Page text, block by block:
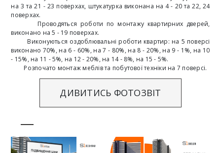
на 3 та 21 - 23 поверхах, штукатурка виконана на 4 - 20 та 22, 24
поверхах.
Проводяться роботи по монтажу квартирних дверей,
виконано на 5 - 19 поверхах.
Виконуються оздоблювальні роботи квартир: на 5 поверсі
виконано 70%, на 6 - 60%, на 7 - 80%, на 8 - 20%, на 9 - 1%, на 10
- 15%, на 11 - 5%, на 12 - 20%, на 14 - 8%, на 15 - 5%.
Розпочато монтаж меблів та побутової техніки на 7 поверсі.
ДИВИТИСЬ ФОТОЗВІТ